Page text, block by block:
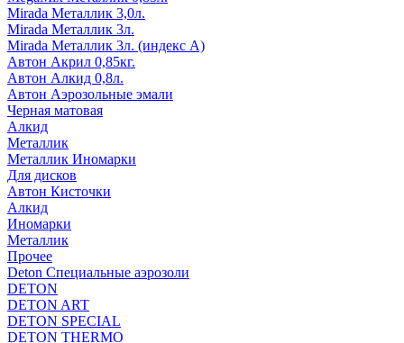
Mirada Металлик 3,0л.
Mirada Металлик 3л.
Mirada Металлик 3л. (индекс А)
Автон Акрил 0,85кг.
Автон Алкид 0,8л.
Автон Аэрозольные эмали
Черная матовая
Алкид
Металлик
Металлик Иномарки
Для дисков
Автон Кисточки
Алкид
Иномарки
Металлик
Прочее
Deton Специальные аэрозоли
DETON
DETON ART
DETON SPECIAL
DETON THERMO